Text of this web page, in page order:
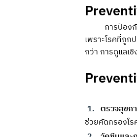
	ก
ารป้อง
เพราะโรคที่ถู
กว่า การดูแลเ
ตรวจสุขภ
ช่วยคัดกรองโ